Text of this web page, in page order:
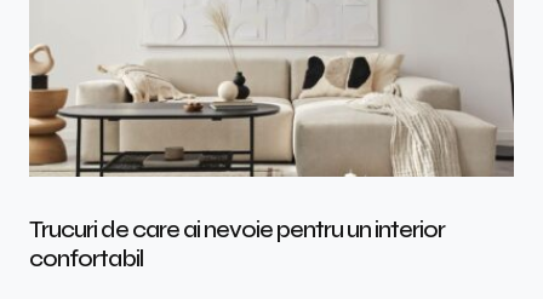
Trucuri de care ai nevoie pentru un interior
confortabil